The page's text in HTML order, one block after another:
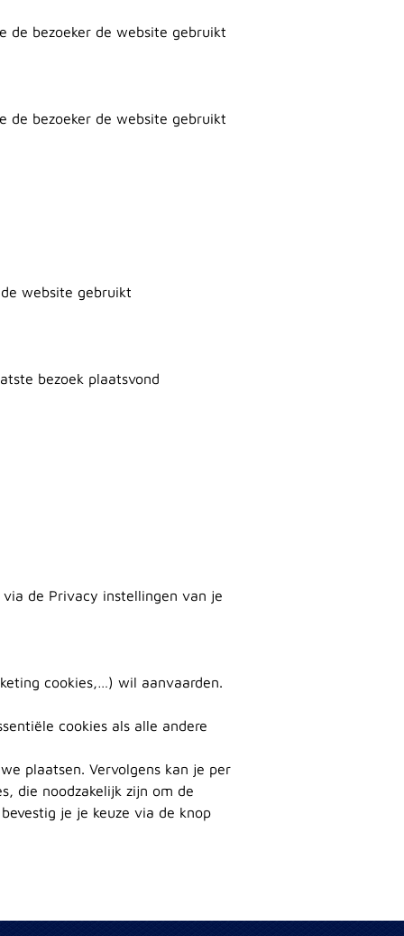
de bezoeker de website gebruikt
de bezoeker de website gebruikt
website gebruikt
bezoek plaatsvond
de Privacy instellingen van je
cookies,…) wil aanvaarden.
cookies als alle andere
plaatsen. Vervolgens kan je per
die noodzakelijk zijn om de
je je keuze via de knop